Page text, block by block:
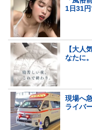
1日31
【大人
なたに。
現場へ
ライバ